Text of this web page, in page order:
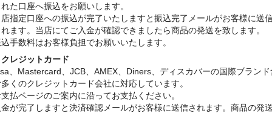
た口座へ振込をお願いします。
指定口座への振込が完了いたしますと振込完了メールがお客様に送
ます。当店にてご入金が確認できましたら商品の発送を致します。
手数料はお客様負担でお願いいたします。
レジットカード
、Mastercard、JCB、AMEX、Diners、ディスカバーの国際ブランド
くのクレジットカード会社に対応しています。
払ページのご案内に沿ってお支払ください。
が完了しますと決済確認メールがお客様に送信されます。商品の発